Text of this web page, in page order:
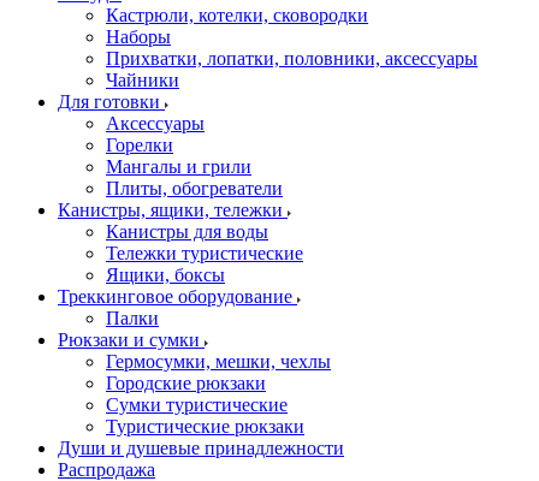
Кастрюли, котелки, сковородки
Наборы
Прихватки, лопатки, половники, аксессуары
Чайники
Для готовки
Аксессуары
Горелки
Мангалы и грили
Плиты, обогреватели
Канистры, ящики, тележки
Канистры для воды
Тележки туристические
Ящики, боксы
Треккинговое оборудование
Палки
Рюкзаки и сумки
Гермосумки, мешки, чехлы
Городские рюкзаки
Сумки туристические
Туристические рюкзаки
Души и душевые принадлежности
Распродажа